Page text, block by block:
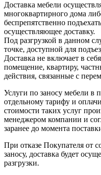
Доставка мебели
многоквартирного дома
беспрепятственно
осуществляющее доставку.
Под разгрузкой в данном
точке, доступной для
Доставка не включает в
помещение, квартиру,
действия, связанные с
Услуги по заносу мебели в
отдельному тарифу и
стоимости таких услуг
менеджером компании и
заранее до момента
При отказе Покупателя от
заносу, доставка будет
разгрузки.